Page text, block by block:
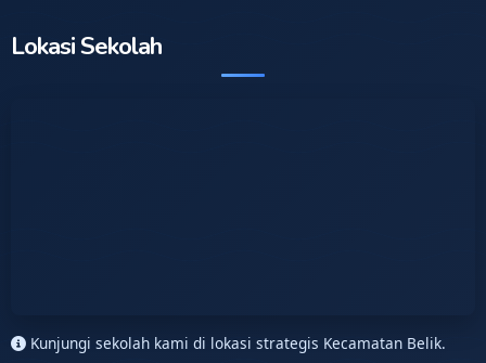
Lokasi Sekolah
Kunjungi sekolah kami di lokasi strategis Kecamatan Belik.